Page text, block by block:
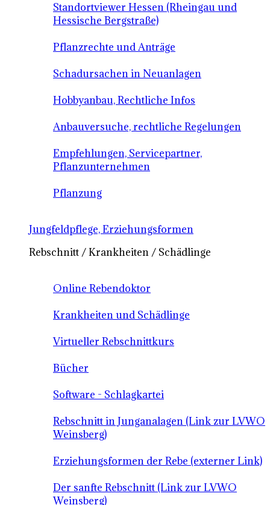
Standortviewer Hessen (Rheingau und
Hessische Bergstraße)
Pflanzrechte und Anträge
Schadursachen in Neuanlagen
Hobbyanbau, Rechtliche Infos
Anbauversuche, rechtliche Regelungen
Empfehlungen, Servicepartner,
Pflanzunternehmen
Pflanzung
Jungfeldpflege, Erziehungsformen
Rebschnitt / Krankheiten / Schädlinge
Online Rebendoktor
Krankheiten und Schädlinge
Virtueller Rebschnittkurs
Bücher
Software - Schlagkartei
Rebschnitt in Junganalagen (Link zur LVWO
Weinsberg)
Erziehungsformen der Rebe (externer Link)
Der sanfte Rebschnitt (Link zur LVWO
Weinsberg)